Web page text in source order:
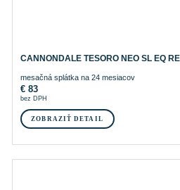
CANNONDALE TESORO NEO SL EQ
mesačná splátka na 24 mesiacov
€83
bez DPH
ZOBRAZIŤ DETAIL